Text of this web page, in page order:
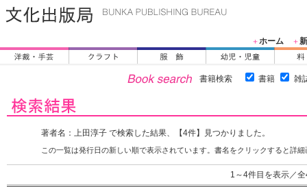
＋ホーム ＋
書籍検索 書籍 雑
著者名：上田淳子 で検索した結果、【4件】見つかりました。
この一覧は発行日の新しい順で表示されています。書名をクリックすると詳
1～4件目を表示／